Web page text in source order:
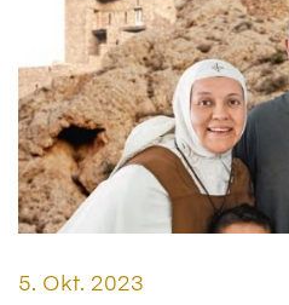
Datum:
5. Okt. 2023